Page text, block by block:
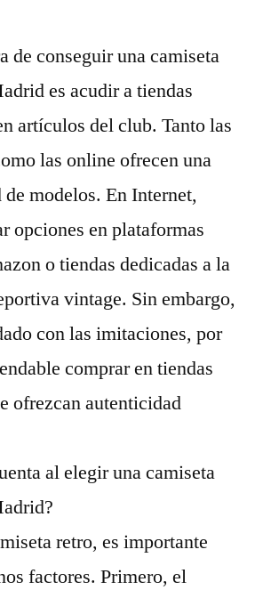
de conseguir una camiseta
es acudir a tiendas
artículos del club. Tanto las
las online ofrecen una
modelos. En Internet,
opciones en plataformas
o tiendas dedicadas a la
vintage. Sin embargo,
con las imitaciones, por
comprar en tiendas
ofrezcan autenticidad
al elegir una camiseta
retro, es importante
factores. Primero, el